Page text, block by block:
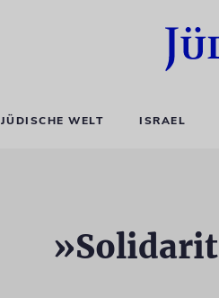
JÜDISCHE WELT ISRAEL